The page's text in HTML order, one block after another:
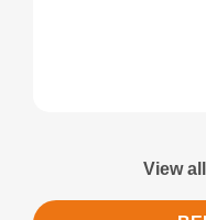
View